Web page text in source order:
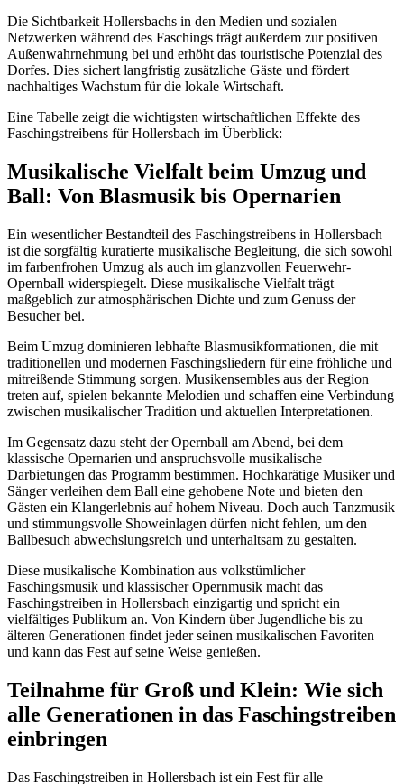
Die Sichtbarkeit Hollersbachs in den Medien und sozialen
Netzwerken während des Faschings trägt außerdem zur positiven
Außenwahrnehmung bei und erhöht das touristische Potenzial des
Dorfes. Dies sichert langfristig zusätzliche Gäste und fördert
nachhaltiges Wachstum für die lokale Wirtschaft.
Eine Tabelle zeigt die wichtigsten wirtschaftlichen Effekte des
Faschingstreibens für Hollersbach im Überblick:
Musikalische Vielfalt beim Umzug und
Ball: Von Blasmusik bis Opernarien
Ein wesentlicher Bestandteil des Faschingstreibens in Hollersbach
ist die sorgfältig kuratierte musikalische Begleitung, die sich sowohl
im farbenfrohen Umzug als auch im glanzvollen Feuerwehr-
Opernball widerspiegelt. Diese musikalische Vielfalt trägt
maßgeblich zur atmosphärischen Dichte und zum Genuss der
Besucher bei.
Beim Umzug dominieren lebhafte Blasmusikformationen, die mit
traditionellen und modernen Faschingsliedern für eine fröhliche und
mitreißende Stimmung sorgen. Musikensembles aus der Region
treten auf, spielen bekannte Melodien und schaffen eine Verbindung
zwischen musikalischer Tradition und aktuellen Interpretationen.
Im Gegensatz dazu steht der Opernball am Abend, bei dem
klassische Opernarien und anspruchsvolle musikalische
Darbietungen das Programm bestimmen. Hochkarätige Musiker und
Sänger verleihen dem Ball eine gehobene Note und bieten den
Gästen ein Klangerlebnis auf hohem Niveau. Doch auch Tanzmusik
und stimmungsvolle Showeinlagen dürfen nicht fehlen, um den
Ballbesuch abwechslungsreich und unterhaltsam zu gestalten.
Diese musikalische Kombination aus volkstümlicher
Faschingsmusik und klassischer Opernmusik macht das
Faschingstreiben in Hollersbach einzigartig und spricht ein
vielfältiges Publikum an. Von Kindern über Jugendliche bis zu
älteren Generationen findet jeder seinen musikalischen Favoriten
und kann das Fest auf seine Weise genießen.
Teilnahme für Groß und Klein: Wie sich
alle Generationen in das Faschingstreiben
einbringen
Das Faschingstreiben in Hollersbach ist ein Fest für alle